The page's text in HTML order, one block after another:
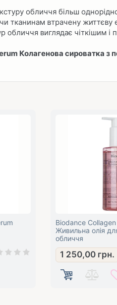
обличчя більш
тканинам втрачену життєву
виглядає чіткішим і
Колагенова сироватка з
Biodance
Живильна олія
обличчя
1 250,00 грн.